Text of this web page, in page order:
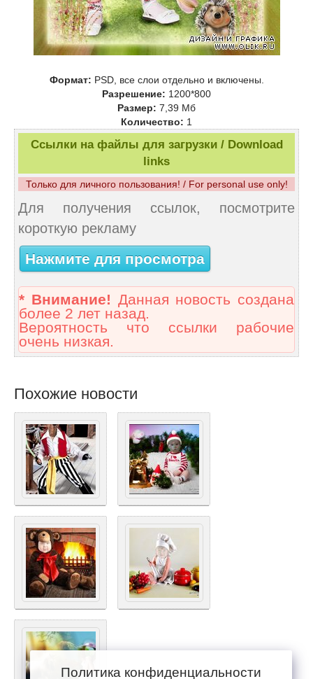
Формат: PSD, все слои отдельно и включены.
Разрешение: 1200*800
Размер: 7,39 Mб
Количество: 1
Ссылки на файлы для загрузки / Download
links
Только для личного пользования! / For personal use only!
Для получения ссылок, посмотрите
короткую рекламу
Нажмите для просмотра
* Внимание! Данная новость создана
более 2 лет назад.
Вероятность что ссылки рабочие
очень низкая.
Похожие новости
Политика конфиденциальности